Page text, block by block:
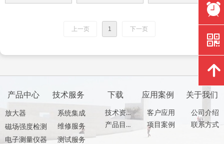
Magphan®
磁共振检测模体
CT性能检测模体
上一页 1 下一页
公司介绍
联系方式
客户应用
项目案例
技术资料
产品目录
放大器
磁场强度检测
电子测量仪器
关于我们
系统集成
维修服务
测试服务
应用案例
下载
技术服务
产品中心
뀥
낃
녕